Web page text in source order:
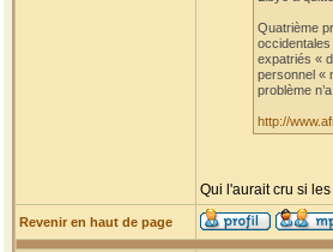
Quatrième
expatriés «
personnel «
problème
http://
Qui l'aurait cru si
Revenir en haut de page